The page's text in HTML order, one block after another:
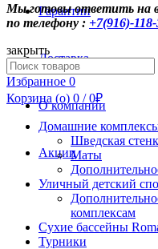
Гарантии
Доставка
О компании
Акции
Мы готовы ответить на
по телефону : +7(916)-
закрыть
Search
for:
Избранное 0
Корзина (o) 0 / 0₽
Домашние
Шведская
Маты
Уличный детский
комплексам
Сухие бассейны
Турники